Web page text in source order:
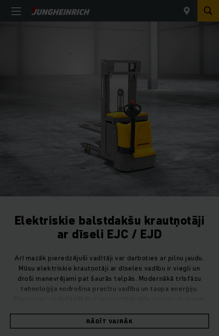
Elektriskie balstdakšu krautņotāji
ar dīseli EJC / EJD
Arī mazāk pieredzējuši vadītāji var darboties ar pilnu jaudu.
Mūsu elektriskie krautņotāji ar dīseles vadību ir viegli un
droši manevrējami pat šaurās telpās. Modernākā trīsfāzu
tehnoloģija nodrošina precīzu vadību un taupa enerģiju.
RĀDĪT VAIRĀK